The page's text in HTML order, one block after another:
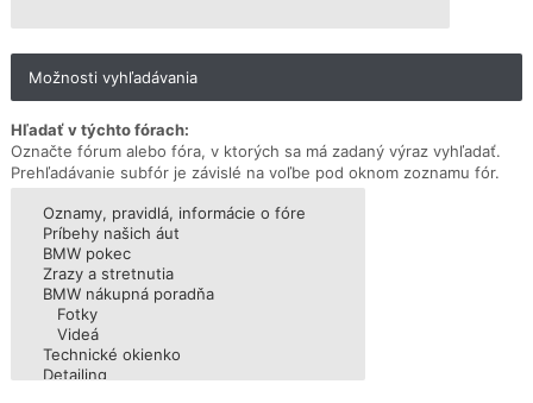
Možnosti vyhľadávania
Hľadať v týchto fórach:
Označte fórum alebo fóra, v ktorých sa má zadaný výraz vyhľadať.
Prehľadávanie subfór je závislé na voľbe pod oknom zoznamu fór.